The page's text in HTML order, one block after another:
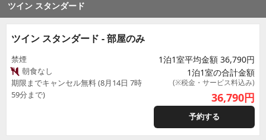
ツイン スタンダード
ツイン スタンダード - 部屋のみ
禁煙
朝食なし
期限までキャンセル無料 (8月14日 7時
59分まで)
1泊1室平均金額 36,790円
1泊1室の合計金額
(※税金・サービス料込み)
36,790円
予約する